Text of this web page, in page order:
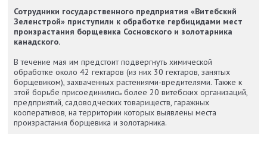
Сотрудники государственного предприятия «Витебский
Зеленстрой» приступили к обработке гербицидами мест
произрастания борщевика Сосновского и золотарника
канадского.
В течение мая им предстоит подвергнуть химической
обработке около 42 гектаров (из них 30 гектаров, занятых
борщевиком), захваченных растениями-вредителями. Также к
этой борьбе присоединились более 20 витебских организаций,
предприятий, садоводческих товариществ, гаражных
кооперативов, на территории которых выявлены места
произрастания борщевика и золотарника.